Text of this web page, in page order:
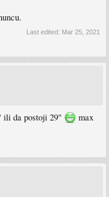
Last edited: Mar 25, 2021
ili da postoji 29"
max